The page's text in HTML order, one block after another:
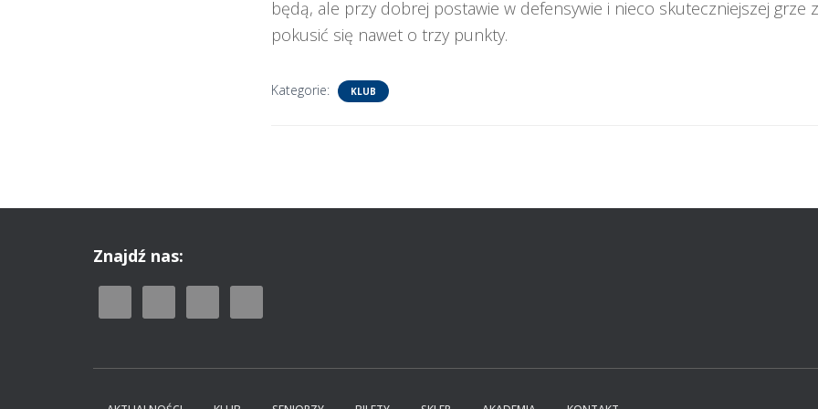
będą, ale przy dobrej postawie w defensywie i nieco skuteczniejszej grze
pokusić się nawet o trzy punkty.
Kategorie: KLUB
Znajdź nas: